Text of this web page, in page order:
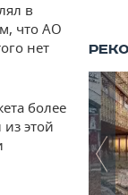
в
что АО
нет
более
этой